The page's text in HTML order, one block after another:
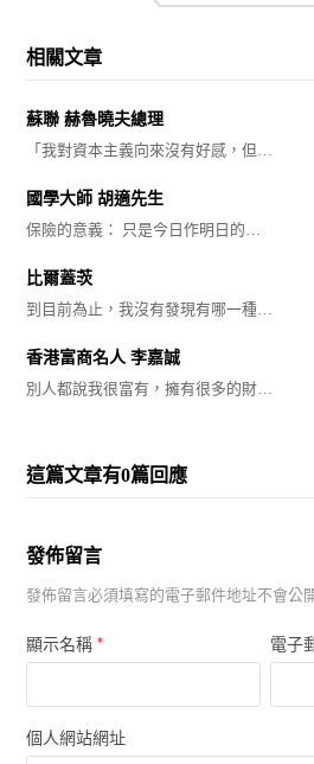
相關文章
蘇聯 赫魯曉夫總理
「我對資本主義向來沒有好感，但…
國學大師 胡適先生
保險的意義： 只是今日作明日的…
比爾蓋茨
到目前為止，我沒有發現有哪一種…
香港富商名人 李嘉誠
別人都說我很富有，擁有很多的財…
這篇文章有0篇回應
發佈留言
發佈留言必須填寫的電子郵件地址不會公
顯示名稱* 電子
個人網站網址